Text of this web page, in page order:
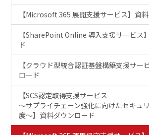
【Microsoft 365 展開支援サービス】資
【SharePoint Online 導入支援サービス
ド
【クラウド型統合認証基盤構築支援サー
ロード
【SCS認定取得支援サービス
～サプライチェーン強化に向けたセキュ
度～】資料ダウンロード